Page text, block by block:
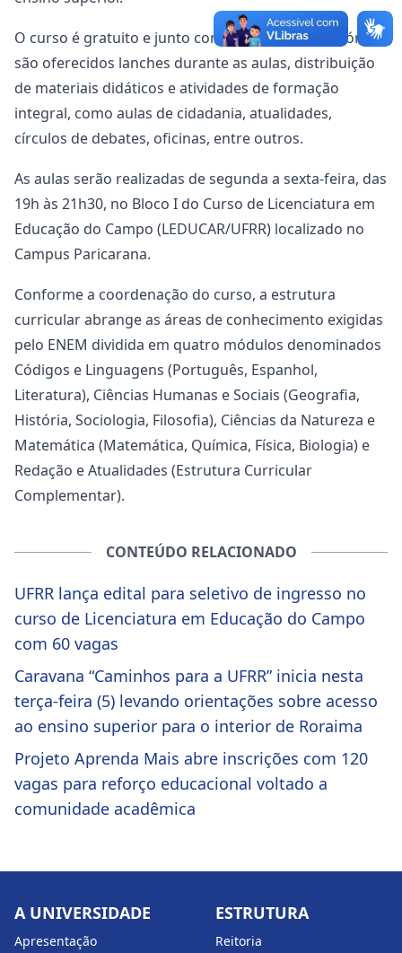
O curso é gratuito e junto com as aulas preparatórias
são oferecidos lanches durante as aulas, distribuição
de materiais didáticos e atividades de formação
integral, como aulas de cidadania, atualidades,
círculos de debates, oficinas, entre outros.
As aulas serão realizadas de segunda a sexta-feira, das
19h às 21h30, no Bloco I do Curso de Licenciatura em
Educação do Campo (LEDUCAR/UFRR) localizado no
Campus Paricarana.
Conforme a coordenação do curso, a estrutura
curricular abrange as áreas de conhecimento exigidas
pelo ENEM dividida em quatro módulos denominados
Códigos e Linguagens (Português, Espanhol,
Literatura), Ciências Humanas e Sociais (Geografia,
História, Sociologia, Filosofia), Ciências da Natureza e
Matemática (Matemática, Química, Física, Biologia) e
Redação e Atualidades (Estrutura Curricular
Complementar).
CONTEÚDO RELACIONADO
UFRR lança edital para seletivo de ingresso no
curso de Licenciatura em Educação do Campo
com 60 vagas
Caravana “Caminhos para a UFRR” inicia nesta
terça-feira (5) levando orientações sobre acesso
ao ensino superior para o interior de Roraima
Projeto Aprenda Mais abre inscrições com 120
vagas para reforço educacional voltado a
comunidade acadêmica
A UNIVERSIDADE
Apresentação
ESTRUTURA
Reitoria